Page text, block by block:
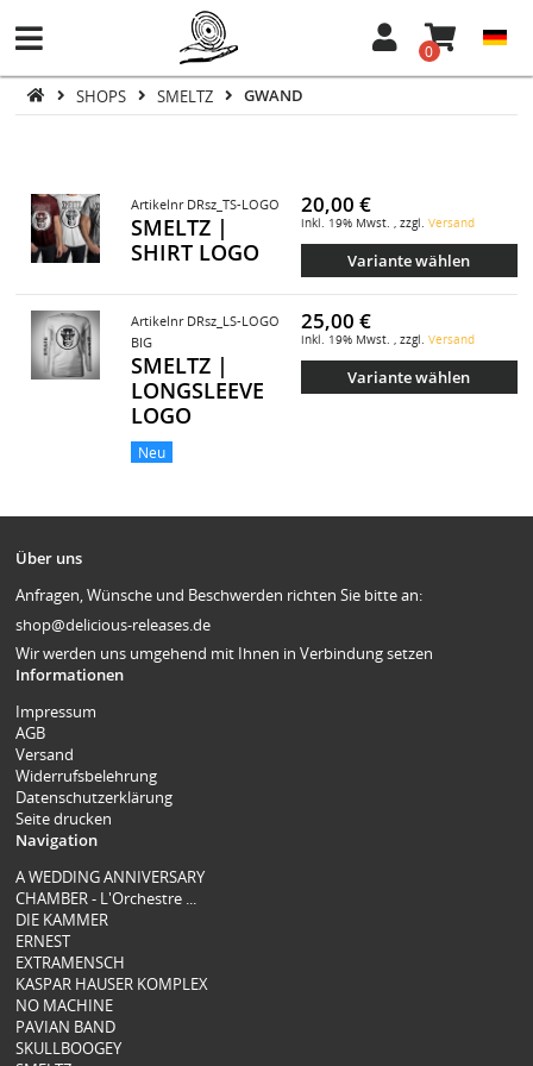
0
SHOPS SMELTZ GWAND
Artikelnr DRsz_TS-LOGO
SMELTZ |
SHIRT LOGO
20,00 €
inkl. 19% Mwst. , zzgl. Versand
Variante wählen
Artikelnr DRsz_LS-LOGO
BIG
SMELTZ |
LONGSLEEVE
LOGO
Neu
25,00 €
inkl. 19% Mwst. , zzgl. Versand
Variante wählen
Über uns
Anfragen, Wünsche und Beschwerden richten Sie bitte an:
shop@delicious-releases.de
Wir werden uns umgehend mit Ihnen in Verbindung setzen
Informationen
Impressum
AGB
Versand
Widerrufsbelehrung
Datenschutzerklärung
Seite drucken
Navigation
A WEDDING ANNIVERSARY
CHAMBER - L'Orchestre ...
DIE KAMMER
ERNEST
EXTRAMENSCH
KASPAR HAUSER KOMPLEX
NO MACHINE
PAVIAN BAND
SKULLBOOGEY